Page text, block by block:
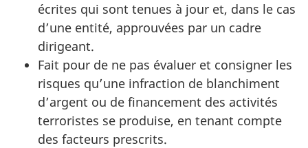
écrites qui sont tenues à jour et, dans le cas
d’une entité, approuvées par un cadre
dirigeant.
Fait pour de ne pas évaluer et consigner les
risques qu’une infraction de blanchiment
d’argent ou de financement des activités
terroristes se produise, en tenant compte
des facteurs prescrits.